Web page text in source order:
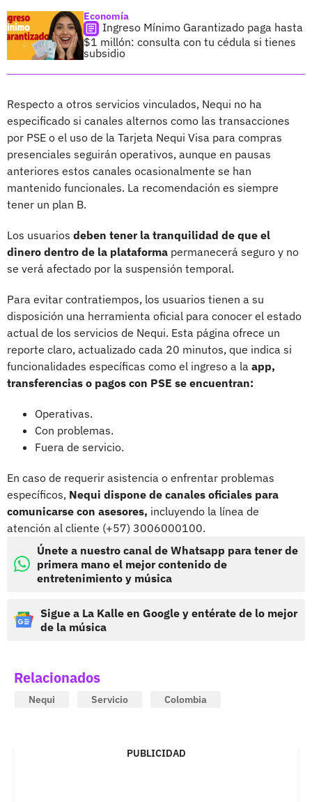
Economía
Ingreso Mínimo Garantizado paga hasta
$1 millón: consulta con tu cédula si tienes
subsidio
Respecto a otros servicios vinculados, Nequi no ha
especificado si canales alternos como las transacciones
por PSE o el uso de la Tarjeta Nequi Visa para compras
presenciales seguirán operativos, aunque en pausas
anteriores estos canales ocasionalmente se han
mantenido funcionales. La recomendación es siempre
tener un plan B.
Los usuarios deben tener la tranquilidad de que el
dinero dentro de la plataforma permanecerá seguro y no
se verá afectado por la suspensión temporal.
Para evitar contratiempos, los usuarios tienen a su
disposición una herramienta oficial para conocer el estado
actual de los servicios de Nequi. Esta página ofrece un
reporte claro, actualizado cada 20 minutos, que indica si
funcionalidades específicas como el ingreso a la app,
transferencias o pagos con PSE se encuentran:
Operativas.
Con problemas.
Fuera de servicio.
En caso de requerir asistencia o enfrentar problemas
específicos, Nequi dispone de canales oficiales para
comunicarse con asesores, incluyendo la línea de
atención al cliente (+57) 3006000100.
Únete a nuestro canal de Whatsapp para tener de
primera mano el mejor contenido de
entretenimiento y música
Sigue a La Kalle en Google y entérate de lo mejor
de la música
Relacionados
Nequi Servicio Colombia
PUBLICIDAD